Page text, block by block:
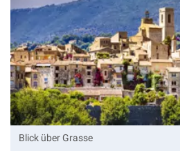
Blick über Grasse